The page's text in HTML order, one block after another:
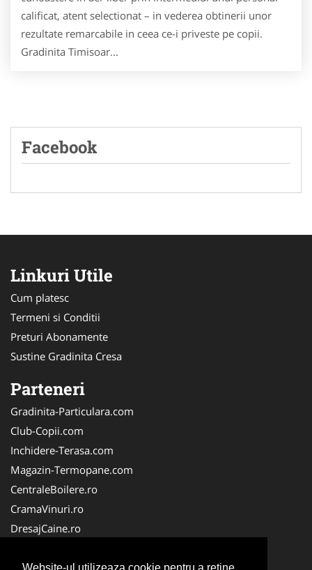
calificat, atent selectionat – in vederea obtinerii unor
rezultate remarcabile in ceea ce-i priveste pe copii.
Gradinita Timisoar...
Facebook
Linkuri Utile
Cum platesc
Termeni si Conditii
Preturi Abonamente
Sustine Gradinita Cresa
Parteneri
Gradinita-Particulara.com
Club-Copii.com
Inchidere-Terasa.com
Magazin-Termopane.com
CentraleBoilere.ro
CramaVinuri.ro
DresajCaine.ro